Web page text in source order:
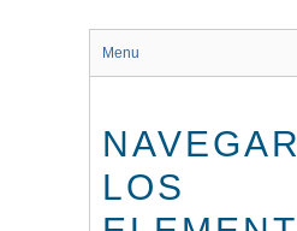
Menu
LOS